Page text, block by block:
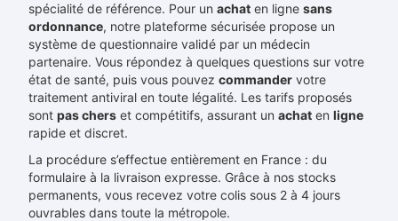
spécialité de référence. Pour un achat en ligne sans
ordonnance, notre plateforme sécurisée propose un
système de questionnaire validé par un médecin
partenaire. Vous répondez à quelques questions sur votre
état de santé, puis vous pouvez commander votre
traitement antiviral en toute légalité. Les tarifs proposés
sont pas chers et compétitifs, assurant un achat en ligne
rapide et discret.
La procédure s’effectue entièrement en France : du
formulaire à la livraison expresse. Grâce à nos stocks
permanents, vous recevez votre colis sous 2 à 4 jours
ouvrables dans toute la métropole.